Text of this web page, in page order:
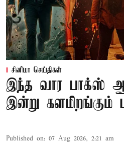
சினிமா செய்திகள்
இந்த வார பாக்ஸ்
இன்று களமிறங்கும்
Published on: 07 Aug 2026, 2:21 am